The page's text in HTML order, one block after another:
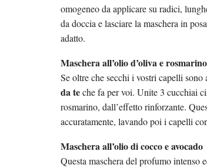
omogeneo da applicare su radici,
da doccia e lasciare la maschera in
adatto.
Maschera all’olio d’oliva e rosmarino
Se oltre che secchi i vostri capelli
da teche fa per voi. Unite 3 cucchiai
rosmarino, dall’effetto rinforzante.
accuratamente, lavando poi i capelli
Maschera all’olio di cocco e avocado
Questa maschera del profumo intenso